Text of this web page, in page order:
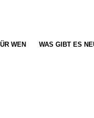
WEN WAS GIBT ES